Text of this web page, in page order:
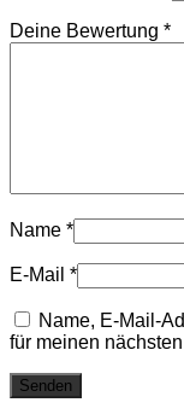
Deine Bewertung *
Name *
E-Mail *
Name, E-Mail-
für meinen